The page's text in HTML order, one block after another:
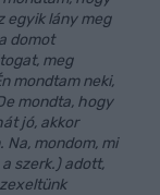
egyik lány meg
domot
meg
mondtam neki,
mondta, hogy
jó, akkor
Na, mondom, mi
szerk.) adott,